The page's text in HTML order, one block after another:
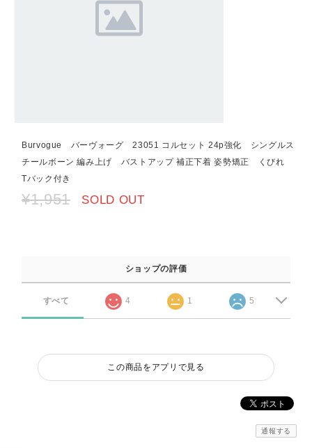
Burvogue バーヴォーグ 23051 コルセット 24p強化 シングルス
チールボーン 編み上げ バストアップ 補正下着 姿勢矯正 くびれ
Tバック付き
¥1,951 SOLD OUT
ショップの評価
すべて 4 1 5
この商品をアプリで見る
通報する